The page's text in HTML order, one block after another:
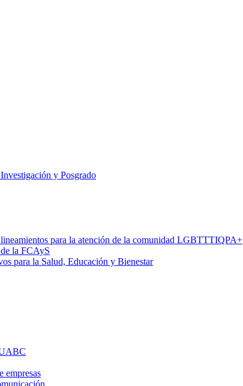
y Posgrado
para la atención de la comunidad LGBTTTIQPA+
la FCAyS
para la Salud, Educación y Bienestar
empresas